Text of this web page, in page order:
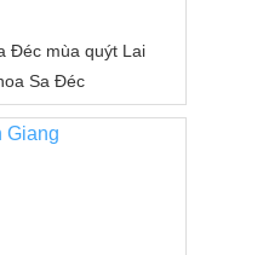
Đéc mùa quýt Lai
Sa Đéc